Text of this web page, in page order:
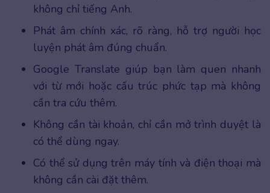
không chỉ tiếng Anh.
Phát âm chính xác, rõ ràng, hỗ trợ người học
luyện phát âm đúng chuẩn.
Google Translate giúp bạn làm quen nhanh
với từ mới hoặc cấu trúc phức tạp mà không
cần tra cứu thêm.
Không cần tài khoản, chỉ cần mở trình duyệt là
có thể dùng ngay.
Có thể sử dụng trên máy tính và điện thoại mà
không cần cài đặt thêm.